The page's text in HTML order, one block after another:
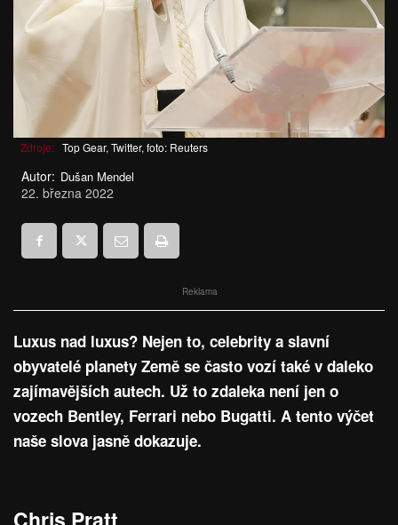
Zdroje: Top Gear, Twitter, foto: Reuters
Autor: Dušan Mendel
22. března 2022
Reklama
Luxus nad luxus? Nejen to, celebrity a slavní
obyvatelé planety Země se často vozí také v daleko
zajímavějších autech. Už to zdaleka není jen o
vozech Bentley, Ferrari nebo Bugatti. A tento výčet
naše slova jasně dokazuje.